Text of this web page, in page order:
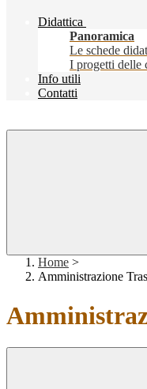
Didattica
Panoramica
Le schede
I progetti delle
Info utili
Contatti
Home >
Amministrazione